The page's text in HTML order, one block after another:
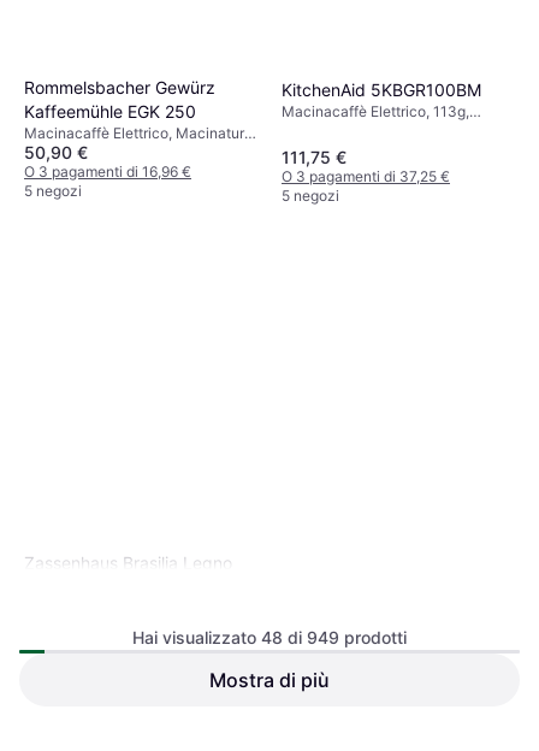
Rommelsbacher Gewürz
Kaffeemühle EGK 250
Macinacaffè Elettrico, Macinatura
regolabile
50,90 €
O 3 pagamenti di 16,96 €
5 negozi
KitchenAid 5KBGR100BM
Macinacaffè Elettrico, 113g,
111,75 €
O 3 pagamenti di 37,25 €
5 negozi
Zassenhaus Brasilia Legno
Macinatura regolabileHai visualizzato 48 di 949 prodotti
Mostra di più